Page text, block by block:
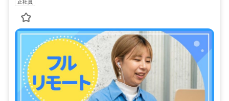
正社員